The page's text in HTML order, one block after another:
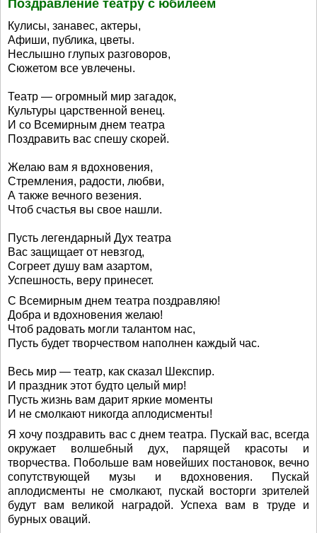
Поздравление театру с юбилеем
Кулисы, занавес, актеры,
Афиши, публика, цветы.
Неслышно глупых разговоров,
Сюжетом все увлечены.
Театр — огромный мир загадок,
Культуры царственной венец.
И со Всемирным днем театра
Поздравить вас спешу скорей.
Желаю вам я вдохновения,
Стремления, радости, любви,
А также вечного везения.
Чтоб счастья вы свое нашли.
Пусть легендарный Дух театра
Вас защищает от невзгод,
Согреет душу вам азартом,
Успешность, веру принесет.
С Всемирным днем театра поздравляю!
Добра и вдохновения желаю!
Чтоб радовать могли талантом нас,
Пусть будет творчеством наполнен каждый час.
Весь мир — театр, как сказал Шекспир.
И праздник этот будто целый мир!
Пусть жизнь вам дарит яркие моменты
И не смолкают никогда аплодисменты!
Я хочу поздравить вас с днем театра. Пускай вас, всегда
окружает волшебный дух, парящей красоты и
творчества. Побольше вам новейших постановок, вечно
сопутствующей музы и вдохновения. Пускай
аплодисменты не смолкают, пускай восторги зрителей
будут вам великой наградой. Успеха вам в труде и
бурных оваций.